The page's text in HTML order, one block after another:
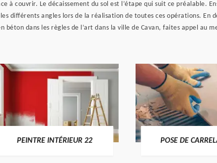
à couvrir. Le décaissement du sol est l’étape qui suit ce préalable.
différents angles lors de la réalisation de toutes ces opérations. En
béton dans les règles de l’art dans la ville de Cavan, faites appel au
PEINTRE INTÉRIEUR 22 POSE DE